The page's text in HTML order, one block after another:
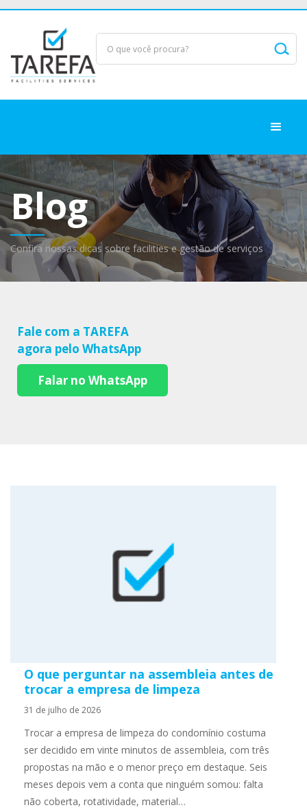
Blog
Confira nossas dicas sobre facilities e gestão de serviços
Fale com a TAREFA
agora pelo WhatsApp
Falar no WhatsApp
O que perguntar na assembleia antes de
trocar a empresa de limpeza
31 de julho de 2026
Trocar a empresa de limpeza do condomínio costuma
ser decidido em vinte minutos de assembleia, com três
propostas na mão e o menor preço em destaque. Seis
meses depois vem a conta que ninguém somou: falta
não coberta, rotatividade, material…